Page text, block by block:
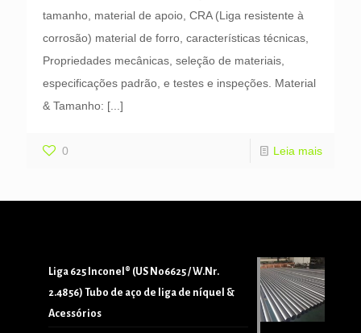
tamanho, material de apoio, CRA (Liga resistente à
corrosão) material de forro, características técnicas,
Propriedades mecânicas, seleção de materiais,
especificações padrão, e testes e inspeções. Material
& Tamanho: [...]
0 Leia mais
Liga 625 Inconel® (US N06625 / W.Nr.
2.4856) Tubo de aço de liga de níquel &
Acessórios